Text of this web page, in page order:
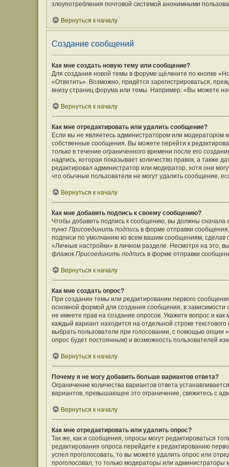
злоупотребления почтовой системой анонимными
Вернуться к началу
Создание сообщений
Как мне создать новую тему или сообщение?
Для создания новой темы в форуме щёлкните по кнопке
«Ответить». Возможно, придётся зарегистрироваться,
внизу страниц форума или темы. Например: «Вы можете
Вернуться к началу
Как мне отредактировать или удалить сообщение?
Если вы не являетесь администратором или модератором
собственные сообщения. Вы можете перейти к
только в течение ограниченного времени после его
надпись, которая показывает количество правок, а также
редактировал администратор или модератор, хотя они
что обычные пользователи не могут удалить сообщение,
Вернуться к началу
Как мне добавить подпись к своему сообщению?
Чтобы добавить подпись к сообщению, вы должны сначала
пункт Присоединить подпись в форме отправки
подписи по умолчанию ко всем вашим сообщениям,
«Личные настройки» в личном разделе. Несмотря на это,
флажок Присоединить подпись в форме отправки
Вернуться к началу
Как мне создать опрос?
При создании темы или редактировании первого
основной формой для создания сообщения, в зависимости
не имеете прав на создание опросов. Укажите вопрос и
каждый вариант находится на отдельной строке
выбрать пользователи при голосовании, с помощью опции
опрос будет постоянным) и возможность пользователей
Вернуться к началу
Почему я не могу добавить больше вариантов ответа?
Ограничение количества вариантов ответа
вариантов, превышающее это ограничение, свяжитесь с
Вернуться к началу
Как мне отредактировать или удалить опрос?
Так же, как и сообщения, опросы могут редактироваться
редактирования опроса перейдите к редактированию
успел проголосовать, то вы можете удалить опрос или
проголосовал, то только модераторы или администраторы